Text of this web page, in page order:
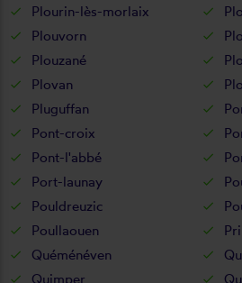
Plourin-lès-morlaix
Plouvorn
Plouzané
Plovan
Pluguffan
Pont-croix
Pont-l'abbé
Port-launay
Pouldreuzic
Poullaouen
Quéménéven
Quimper